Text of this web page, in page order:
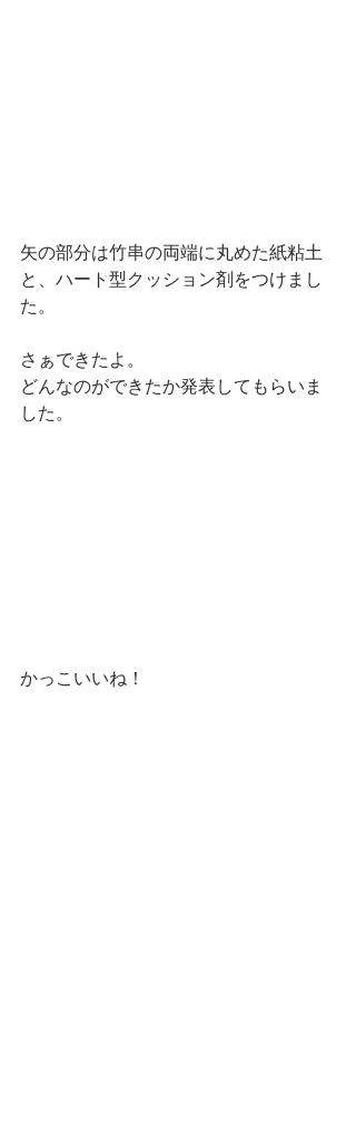
矢の部分は竹串の両端に丸めた紙粘土
と、ハート型クッション剤をつけまし
た。
さぁできたよ。
どんなのができたか発表してもらいま
した。
かっこいいね！